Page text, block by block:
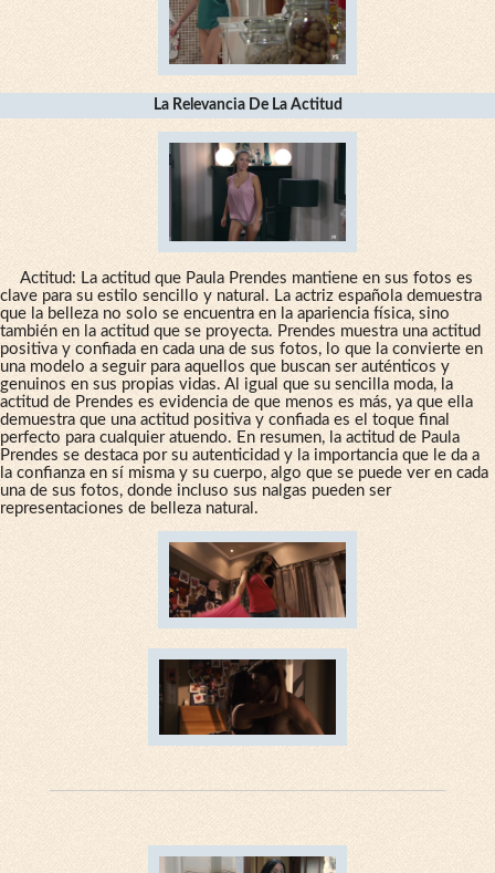
La Relevancia De La Actitud
Actitud: La actitud que Paula Prendes mantiene en sus fotos es
clave para su estilo sencillo y natural. La actriz española demuestra
que la belleza no solo se encuentra en la apariencia física, sino
también en la actitud que se proyecta. Prendes muestra una actitud
positiva y confiada en cada una de sus fotos, lo que la convierte en
una modelo a seguir para aquellos que buscan ser auténticos y
genuinos en sus propias vidas. Al igual que su sencilla moda, la
actitud de Prendes es evidencia de que menos es más, ya que ella
demuestra que una actitud positiva y confiada es el toque final
perfecto para cualquier atuendo. En resumen, la actitud de Paula
Prendes se destaca por su autenticidad y la importancia que le da a
la confianza en sí misma y su cuerpo, algo que se puede ver en cada
una de sus fotos, donde incluso sus nalgas pueden ser
representaciones de belleza natural.